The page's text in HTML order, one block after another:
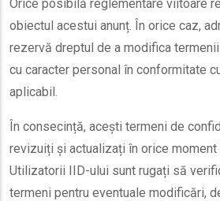
Orice posibilă reglementare viitoare
obiectul acestui anunț. În orice caz,
rezervă dreptul de a modifica
cu caracter personal în conformitate
aplicabil.
În consecință, acești termeni de
revizuiți și actualizați în orice
Utilizatorii IID-ului sunt rugați să
termeni pentru eventuale modificări,